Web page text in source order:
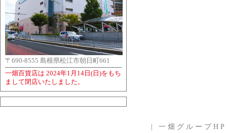
〒690-8555 島根県松江市朝日町661
一畑百貨店は 2024年1月14日(日)をもち
まして閉店いたしました。
一畑グループHP